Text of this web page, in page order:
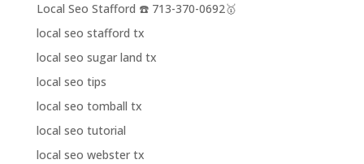
Local Seo Stafford ☎️ 713-370-0692🥇
local seo stafford tx
local seo sugar land tx
local seo tips
local seo tomball tx
local seo tutorial
local seo webster tx